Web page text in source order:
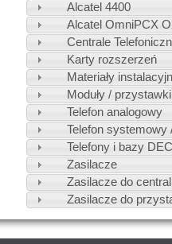
Alcatel 4400
Alcatel OmniPCX
Centrale
Karty rozszerzeń
Materiały
Moduły / przystawki
Telefon analogowy
Telefon systemowy
Telefony i bazy
Zasilacze
Zasilacze do central
Zasilacze do